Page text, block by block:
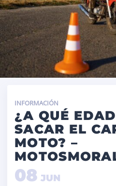
INFORMACIÓN
¿A QUÉ
SACAR EL
MOTO? –
08 JUN